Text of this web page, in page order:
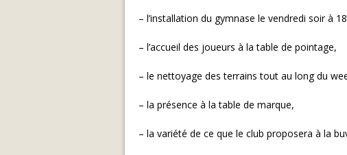
– l’installation du gymnase le vendredi soir à
– l’accueil des joueurs à la table de pointage,
– le nettoyage des terrains tout au long du
– la présence à la table de marque,
– la variété de ce que le club proposera à la